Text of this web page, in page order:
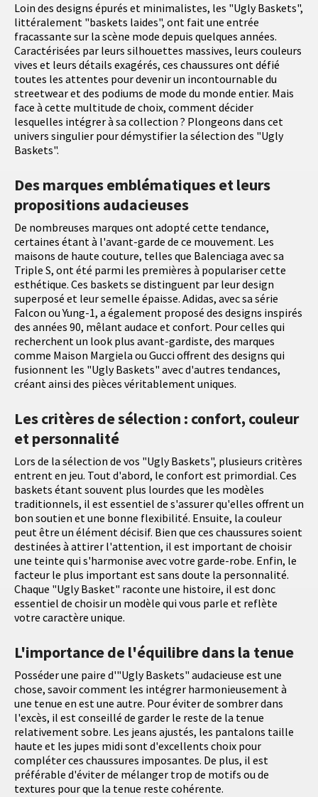
Loin des designs épurés et minimalistes, les "Ugly Baskets",
littéralement "baskets laides", ont fait une entrée
fracassante sur la scène mode depuis quelques années.
Caractérisées par leurs silhouettes massives, leurs couleurs
vives et leurs détails exagérés, ces chaussures ont défié
toutes les attentes pour devenir un incontournable du
streetwear et des podiums de mode du monde entier. Mais
face à cette multitude de choix, comment décider
lesquelles intégrer à sa collection ? Plongeons dans cet
univers singulier pour démystifier la sélection des "Ugly
Baskets".
Des marques emblématiques et leurs
propositions audacieuses
De nombreuses marques ont adopté cette tendance,
certaines étant à l'avant-garde de ce mouvement. Les
maisons de haute couture, telles que Balenciaga avec sa
Triple S, ont été parmi les premières à populariser cette
esthétique. Ces baskets se distinguent par leur design
superposé et leur semelle épaisse. Adidas, avec sa série
Falcon ou Yung-1, a également proposé des designs inspirés
des années 90, mêlant audace et confort. Pour celles qui
recherchent un look plus avant-gardiste, des marques
comme Maison Margiela ou Gucci offrent des designs qui
fusionnent les "Ugly Baskets" avec d'autres tendances,
créant ainsi des pièces véritablement uniques.
Les critères de sélection : confort, couleur
et personnalité
Lors de la sélection de vos "Ugly Baskets", plusieurs critères
entrent en jeu. Tout d'abord, le confort est primordial. Ces
baskets étant souvent plus lourdes que les modèles
traditionnels, il est essentiel de s'assurer qu'elles offrent un
bon soutien et une bonne flexibilité. Ensuite, la couleur
peut être un élément décisif. Bien que ces chaussures soient
destinées à attirer l'attention, il est important de choisir
une teinte qui s'harmonise avec votre garde-robe. Enfin, le
facteur le plus important est sans doute la personnalité.
Chaque "Ugly Basket" raconte une histoire, il est donc
essentiel de choisir un modèle qui vous parle et reflète
votre caractère unique.
L'importance de l'équilibre dans la tenue
Posséder une paire d'"Ugly Baskets" audacieuse est une
chose, savoir comment les intégrer harmonieusement à
une tenue en est une autre. Pour éviter de sombrer dans
l'excès, il est conseillé de garder le reste de la tenue
relativement sobre. Les jeans ajustés, les pantalons taille
haute et les jupes midi sont d'excellents choix pour
compléter ces chaussures imposantes. De plus, il est
préférable d'éviter de mélanger trop de motifs ou de
textures pour que la tenue reste cohérente.